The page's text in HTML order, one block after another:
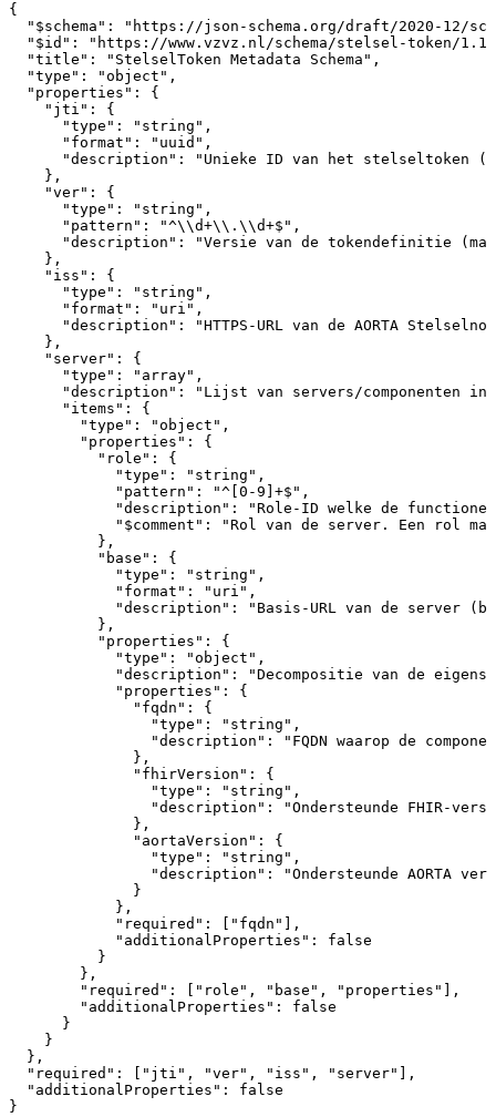
{
"$schema" :
"https://json-schema.org/draft/2020-12/
"$id" :
"https://www.vzvz.nl/schema/stelsel-token/
"title" : "StelselToken Metadata Schema" ,
"type" : "object" ,
"properties" :
{
"jti" :
{
"type" : "string" ,
"format" : "uuid" ,
"description" : "Unieke ID van het stelseltoken
} ,
"ver" :
{
"type" : "string" ,
"pattern" : "^\\d+\\.\\d+$" ,
"description" : "Versie van de tokendefinitie
} ,
"iss" :
{
"type" : "string" ,
"format" : "uri" ,
"description" : "HTTPS-URL van de AORTA
} ,
"server" :
{
"type" : "array" ,
"description" : "Lijst van servers/componenten
in
"items" :
{
"type" : "object" ,
"properties" :
{
"role" :
{
"type" : "string" ,
"pattern" : "^[0-9]+$" ,
"description" : "Role-ID welke de
"$comment" : "Rol van de server. Een rol mag
} ,
"base" :
{
"type" : "string" ,
"format" : "uri" ,
"description" : "Basis-URL van de server
} ,
"properties" :
{
"type" : "object" ,
"description" : "Decompositie van de
"properties" :
{
"fqdn" :
{
"type" : "string" ,
"description" : "FQDN waarop de
} ,
"fhirVersion" :
{
"type" : "string" ,
"description" : "Ondersteunde
FHIR-
} ,
"aortaVersion" :
{
"type" : "string" ,
"description" : "Ondersteunde AORTA
}
} ,
"required" : "fqdn"
,
"additionalProperties" :
false
}
} ,
"required" : "role" , "base" , "properties"
,
"additionalProperties" :
false
}
}
} ,
"required" : "jti" , "ver" , "iss" , "server"
,
"additionalProperties" :
false
}